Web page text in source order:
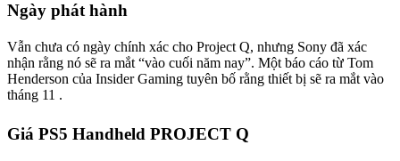
Ngày phát hành
Vẫn chưa có ngày chính xác cho Project Q, nhưng Sony đã xác
nhận rằng nó sẽ ra mắt “vào cuối năm nay”. Một báo cáo từ Tom
Henderson của Insider Gaming tuyên bố rằng thiết bị sẽ ra mắt vào
tháng 11 .
Giá PS5 Handheld PROJECT Q